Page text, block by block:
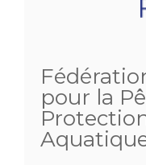
pour la